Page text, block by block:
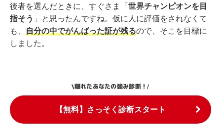
後者を選んだときに、すぐさま「世界チャンピオンを目
指そう 」と思ったんですね。仮に人に評価をされなくて
も、
自分の中でがんばった証が残るので、そこを目標に
しました。
\隠れたあなたの強み診断！/
【無料】さっそく診断スタート